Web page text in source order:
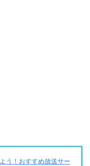
う！おすすめ放送サー